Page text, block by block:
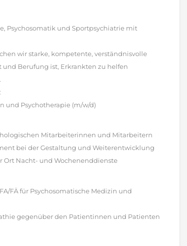
Psychosomatik und Sportpsychiatrie mit
wir starke, kompetente, verständnisvolle
Berufung ist, Erkrankten zu helfen
und Psychotherapie (m/w/d)
Mitarbeiterinnen und Mitarbeitern
bei der Gestaltung und Weiterentwicklung
Ort Nacht- und Wochenenddienste
FÄ für Psychosomatische Medizin und
gegenüber den Patientinnen und Patienten